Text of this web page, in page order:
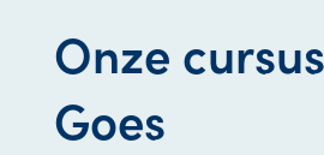
Onze
Goes